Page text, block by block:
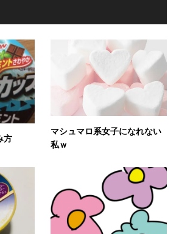
方
マシュマロ系女子になれない
私ｗ